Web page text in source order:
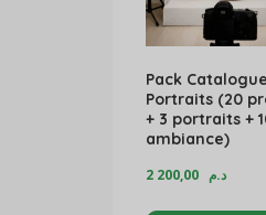
Pack
Portraits (20
+ 3 portraits +
ambiance)
2 200,00 د.م